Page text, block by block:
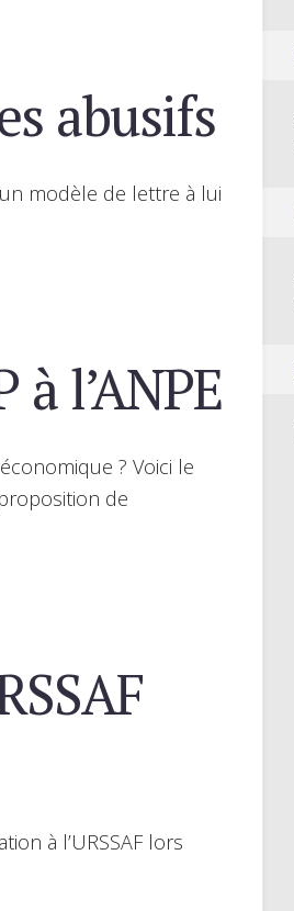
abusifs
modèle de lettre à lui
l’ANPE
? Voici le
de
à l’URSSAF lors